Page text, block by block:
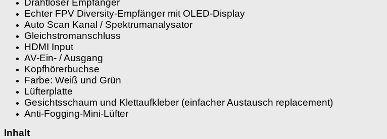
Drahtloser Empfänger
Echter FPV Diversity-Empfänger mit OLED-Display
Auto Scan Kanal / Spektrumanalysator
Gleichstromanschluss
HDMI Input
AV-Ein- / Ausgang
Kopfhörerbuchse
Farbe: Weiß und Grün
Lüfterplatte
Gesichtsschaum und Klettaufkleber (einfacher Austausch replacement)
Anti-Fogging-Mini-Lüfter
Inhalt